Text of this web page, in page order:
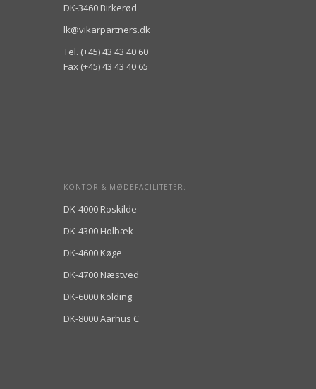
DK-3460 Birkerød
lk@vikarpartners.dk
Tel. (+45) 43 43 40 60
Fax (+45) 43 43 40 65
KONTOR & MØDEFACILITETER:
DK-4000 Roskilde
DK-4300 Holbæk
DK-4600 Køge
DK-4700 Næstved
DK-6000 Kolding
DK-8000 Aarhus C